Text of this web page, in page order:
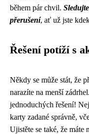
během pár chvil.
přerušení, ať už jste
Řešení potíží s
Někdy se může stát, že
narazíte na menší
jednoduchých řešení!
karty zadané správně,
Ujistěte se také, že máte